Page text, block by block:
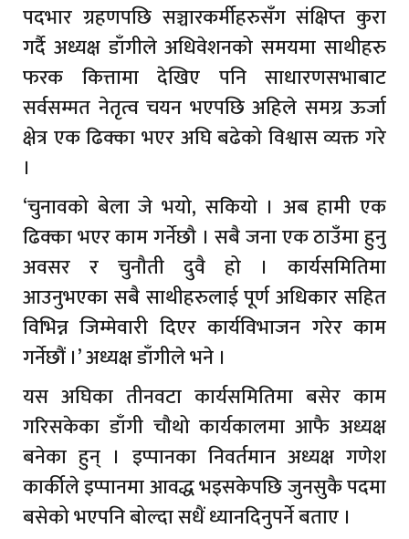
पदभार ग्रहणपछि सञ्चारकर्मीहरुसँग संक्षिप्त कुरा
गर्दै अध्यक्ष डाँगीले अधिवेशनको समयमा साथीहरु
फरक कित्तामा देखिए पनि साधारणसभाबाट
सर्वसम्मत नेतृत्व चयन भएपछि अहिले समग्र ऊर्जा
क्षेत्र एक ढिक्का भएर अघि बढेको विश्वास व्यक्त गरे
।
‘चुनावको बेला जे भयो, सकियो । अब हामी एक
ढिक्का भएर काम गर्नेछौ । सबै जना एक ठाउँमा हुनु
अवसर र चुनौती दुवै हो । कार्यसमितिमा
आउनुभएका सबै साथीहरुलाई पूर्ण अधिकार सहित
विभिन्न जिम्मेवारी दिएर कार्यविभाजन गरेर काम
गर्नेछौं ।’ अध्यक्ष डाँगीले भने ।
यस अघिका तीनवटा कार्यसमितिमा बसेर काम
गरिसकेका डाँगी चौथो कार्यकालमा आफै अध्यक्ष
बनेका हुन् । इप्पानका निवर्तमान अध्यक्ष गणेश
कार्कीले इप्पानमा आवद्ध भइसकेपछि जुनसुकै पदमा
बसेको भएपनि बोल्दा सधैं ध्यानदिनुपर्ने बताए ।